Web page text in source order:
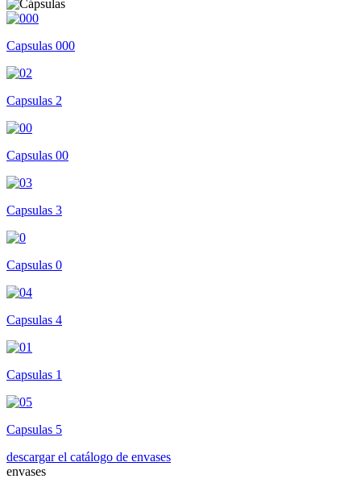
Capsulas 000
Capsulas 2
Capsulas 00
Capsulas 3
Capsulas 0
Capsulas 4
Capsulas 1
Capsulas 5
descargar el catálogo de envases
envases